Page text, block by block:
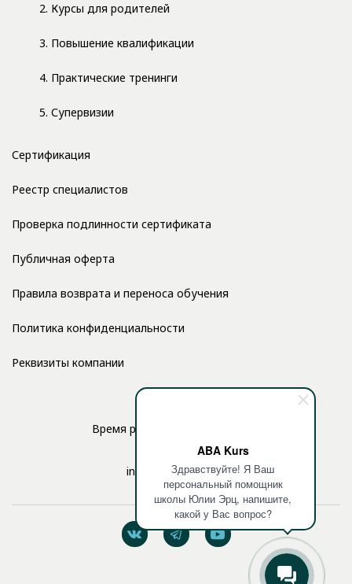
ABA Kurs
Здравствуйте! Я Ваш
персональный помощник
школы Юлии Эрц, напишите,
какой у Вас вопрос?
2. Курсы для родителей
3. Повышение квалификации
4. Практические тренинги
5. Супервизии
Сертификация
Реестр специалистов
Проверка подлинности сертификата
Публичная оферта
Правила возврата и переноса обучения
Политика конфиденциальности
Реквизиты компании
Время работы: с 10:00 до 17:00
info@aba-kurs.com